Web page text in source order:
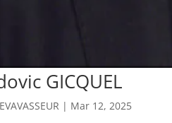
GICQUEL
| Mar 12, 2025